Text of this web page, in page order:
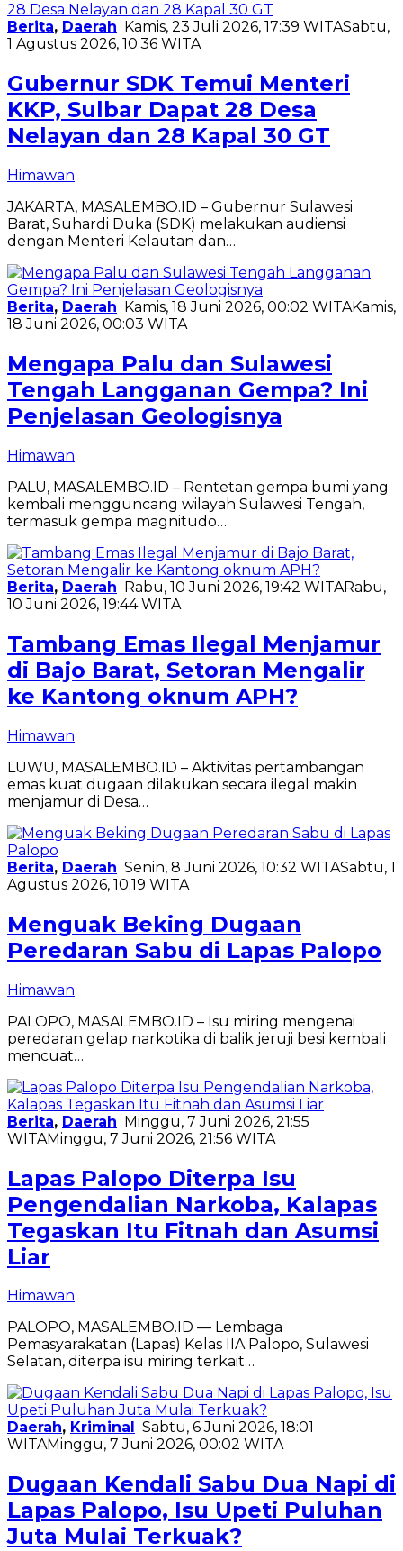
Berita, Daerah Kamis, 23 Juli 2026, 17:39 WITASabtu,
1 Agustus 2026, 10:36 WITA
Gubernur SDK Temui Menteri
KKP, Sulbar Dapat 28 Desa
Nelayan dan 28 Kapal 30 GT
Himawan
JAKARTA, MASALEMBO.ID – Gubernur Sulawesi
Barat, Suhardi Duka (SDK) melakukan audiensi
dengan Menteri Kelautan dan…
Berita, Daerah Kamis, 18 Juni 2026, 00:02 WITAKamis,
18 Juni 2026, 00:03 WITA
Mengapa Palu dan Sulawesi
Tengah Langganan Gempa? Ini
Penjelasan Geologisnya
Himawan
​PALU, MASALEMBO.ID – Rentetan gempa bumi yang
kembali mengguncang wilayah Sulawesi Tengah,
termasuk gempa magnitudo…
Berita, Daerah Rabu, 10 Juni 2026, 19:42 WITARabu,
10 Juni 2026, 19:44 WITA
Tambang Emas Ilegal Menjamur
di Bajo Barat, Setoran Mengalir
ke Kantong oknum APH?
Himawan
LUWU, MASALEMBO.ID – Aktivitas pertambangan
emas kuat dugaan dilakukan secara ilegal makin
menjamur di Desa…
Berita, Daerah Senin, 8 Juni 2026, 10:32 WITASabtu, 1
Agustus 2026, 10:19 WITA
Menguak Beking Dugaan
Peredaran Sabu di Lapas Palopo
Himawan
PALOPO, MASALEMBO.ID – Isu miring mengenai
peredaran gelap narkotika di balik jeruji besi kembali
mencuat…
Berita, Daerah Minggu, 7 Juni 2026, 21:55
WITAMinggu, 7 Juni 2026, 21:56 WITA
Lapas Palopo Diterpa Isu
Pengendalian Narkoba, Kalapas
Tegaskan Itu Fitnah dan Asumsi
Liar
Himawan
PALOPO, MASALEMBO.ID — Lembaga
Pemasyarakatan (Lapas) Kelas IIA Palopo, Sulawesi
Selatan, diterpa isu miring terkait…
Daerah, Kriminal
Sabtu, 6 Juni 2026, 18:01
WITAMinggu, 7 Juni 2026, 00:02 WITA
Dugaan Kendali Sabu Dua Napi di
Lapas Palopo, Isu Upeti Puluhan
Juta Mulai Terkuak?